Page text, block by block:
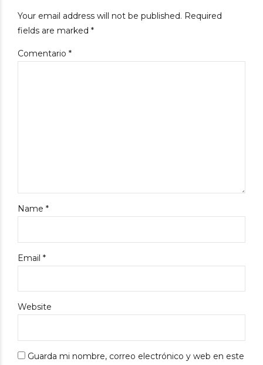
Your email address will not be published. Required
fields are marked *
Comentario *
Name *
Email *
Website
Guarda mi nombre, correo electrónico y web en este